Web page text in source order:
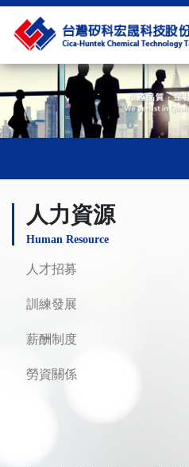
人力資源
Human Resource
人才招募
訓練發展
薪酬制度
勞資關係